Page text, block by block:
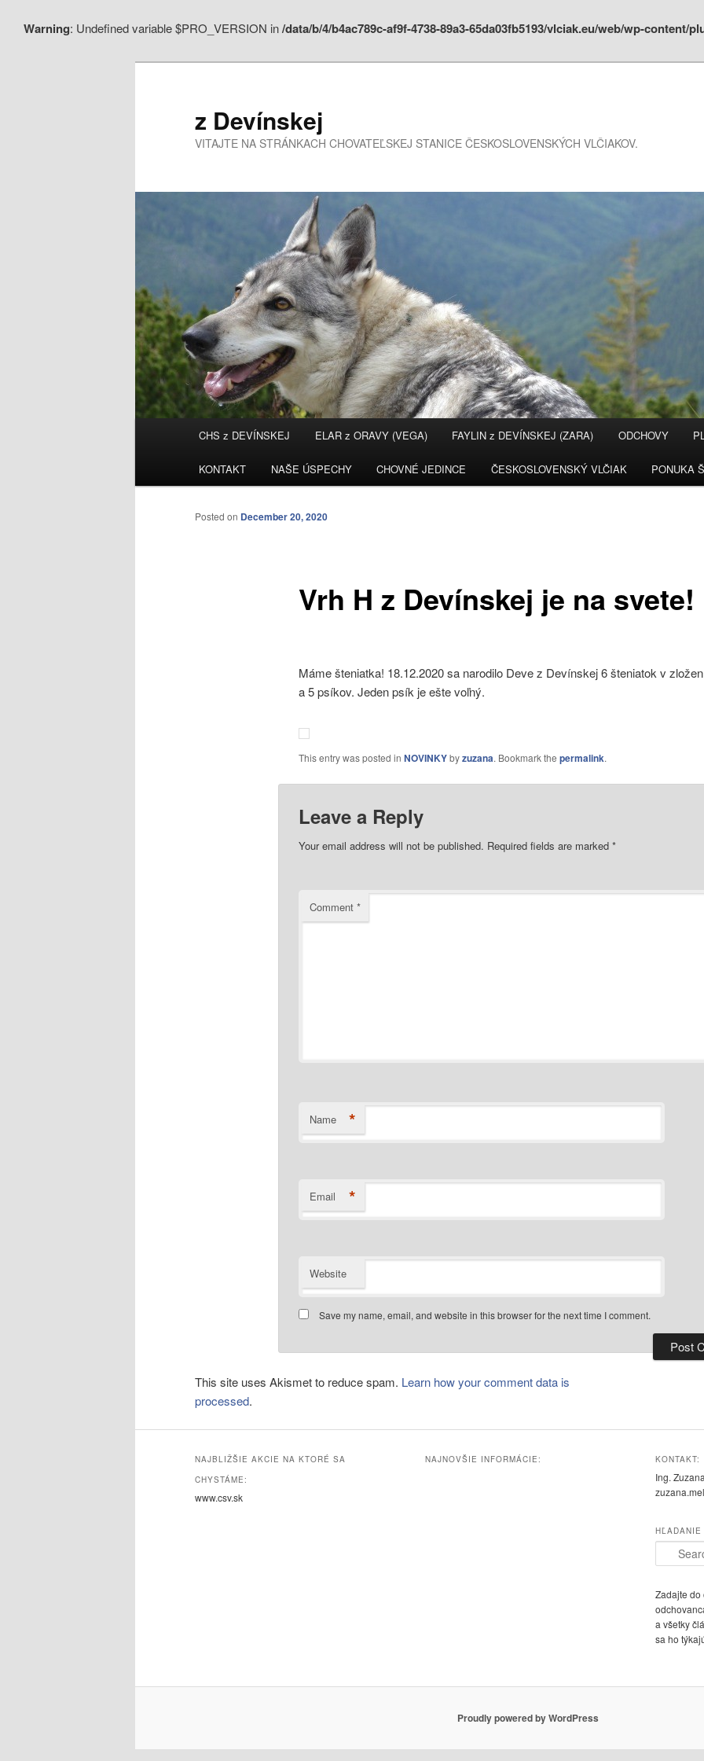
Warning: Undefined variable $PRO_VERSION in/data/b/4/b4ac789c-af9f-4738-89a3-65da03fb5193/vlciak.eu/web/wp-
z Devínskej
VITAJTE NA STRÁNKACH CHOVATEĽSKEJ STANICE ČESKOSLOVENSKÝCH VLČIAKOV.
Skip
to
primary
CHS z DEVÍNSKEJ ELAR z ORAVY (VEGA) FAYLIN z DEVÍNSKEJ (ZARA) ODCHOVY
KONTAKT NAŠE ÚSPECHY CHOVNÉ JEDINCE ČESKOSLOVENSKÝ VLČIAK PONUKA
Vrh H z Devínskej je na svete!
Posted on December 20, 2020
Máme šteniatka! 18.12.2020 sa narodilo Deve z Devínskej 6 šteniatok v
a 5 psíkov. Jeden psík je ešte voľný.
This entry was posted in NOVINKYbyzuzana. Bookmark the permalink.
Leave a Reply
Your email address will not be published. Required fields are marked *
Comment *
Name *
Email *
Website
Save my name, email, and website in this browser for the next time I comment.
This site uses Akismet to reduce spam. Learn how your comment data is
processed.
NAJBLIŽŠIE AKCIE NA KTORÉ SA
CHYSTÁME:
www.csv.sk
NAJNOVŠIE INFORMÁCIE: KONTAKT:
Ing.
HĽADANIE
e
r
c
h
Zadajte do
a všetky
sa ho
Proudly powered by WordPress